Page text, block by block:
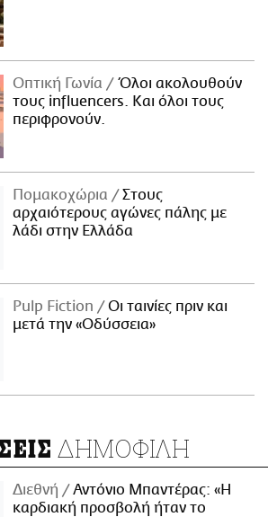
Οπτική Γωνία
Όλοι ακολουθούν
τους influencers. Και όλοι τους
περιφρονούν.
Πομακοχώρια
Στους
αρχαιότερους αγώνες πάλης με
λάδι στην Ελλάδα
Pulp Fiction
Οι ταινίες πριν και
μετά την «Οδύσσεια»
ΔΗΜΟΦΙΛΗ
Διεθνή
Αντόνιο Μπαντέρας: «Η
καρδιακή προσβολή ήταν το